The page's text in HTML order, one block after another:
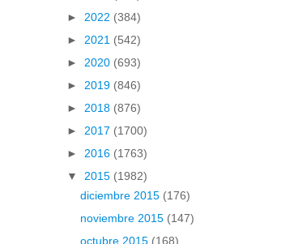
► 2022 (384)
► 2021 (542)
► 2020 (693)
► 2019 (846)
► 2018 (876)
► 2017 (1700)
► 2016 (1763)
▼ 2015 (1982)
diciembre 2015 (176)
noviembre 2015 (147)
octubre 2015 (168)